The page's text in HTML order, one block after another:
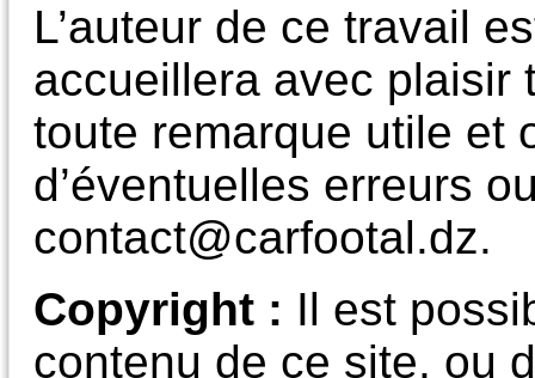
L’auteur de ce travail
accueillera avec plaisir
toute remarque utile et
d’éventuelles erreurs
contact@carfootal.dz.
Copyright : Il est
contenu de ce site, ou